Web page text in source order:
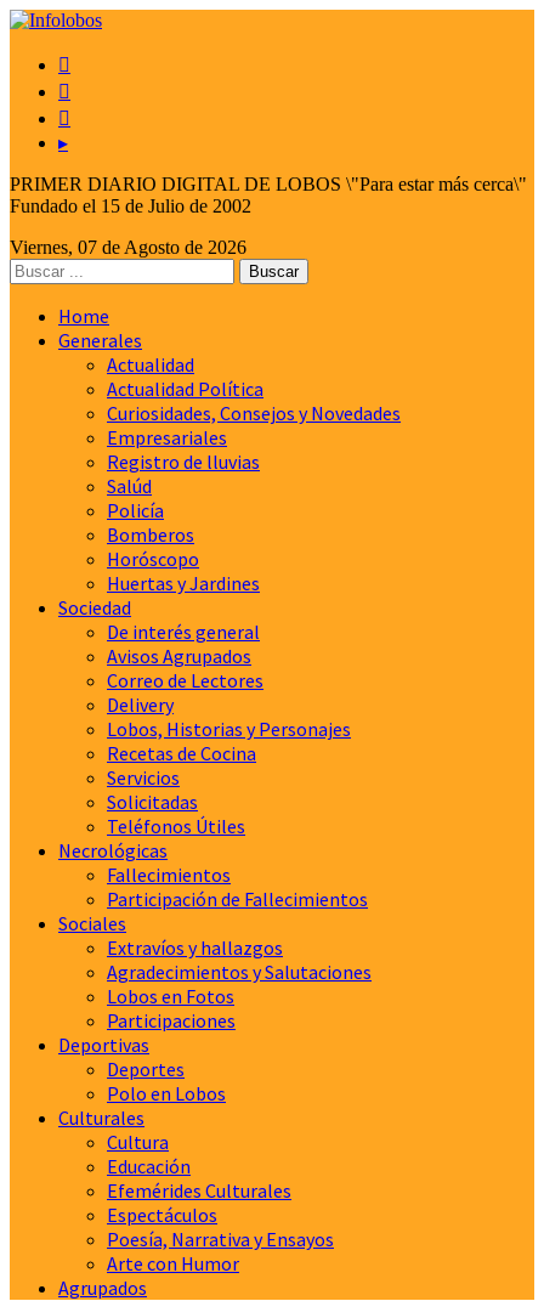



▸
PRIMER DIARIO DIGITAL DE LOBOS \"Para estar más cerca\"
Fundado el 15 de Julio de 2002
Viernes, 07 de Agosto de 2026
Home
Generales
Actualidad
Actualidad Política
Curiosidades, Consejos y Novedades
Empresariales
Registro de lluvias
Salúd
Policía
Bomberos
Horóscopo
Huertas y Jardines
Sociedad
De interés general
Avisos Agrupados
Correo de Lectores
Delivery
Lobos, Historias y Personajes
Recetas de Cocina
Servicios
Solicitadas
Teléfonos Útiles
Necrológicas
Fallecimientos
Participación de Fallecimientos
Sociales
Extravíos y hallazgos
Agradecimientos y Salutaciones
Lobos en Fotos
Participaciones
Deportivas
Deportes
Polo en Lobos
Culturales
Cultura
Educación
Efemérides Culturales
Espectáculos
Poesía, Narrativa y Ensayos
Arte con Humor
Agrupados